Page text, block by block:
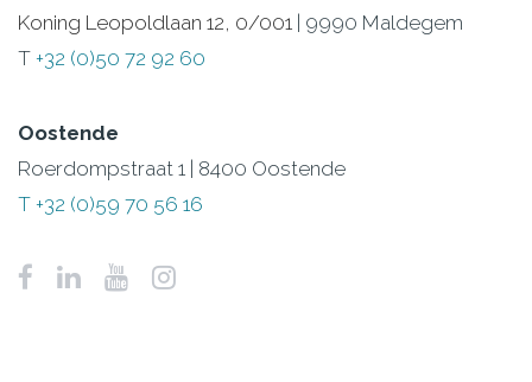
Koning Leopoldlaan 12, 0/001 | 9990 Maldegem
T +32 (0)50 72 92 60
Oostende
Roerdompstraat 1 | 8400 Oostende
T +32 (0)59 70 56 16